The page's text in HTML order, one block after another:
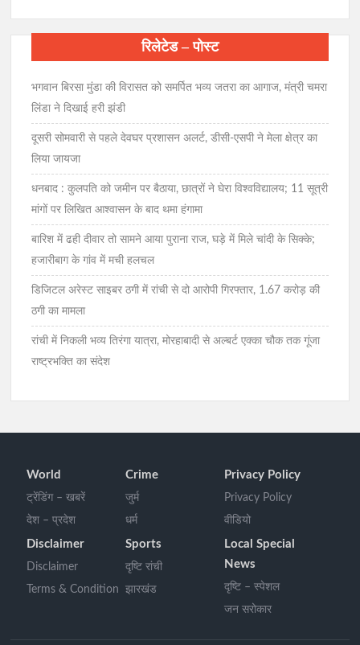
रिलेटेड – पोस्ट
भगवान बिरसा मुंडा की विरासत को समर्पित भव्य जतरा का आगाज, मंत्री चमरा
लिंडा ने दिखाई हरी झंडी
दूसरी सोमवारी से पहले देवघर प्रशासन अलर्ट, डीसी-एसपी ने मेला क्षेत्र का
लिया जायजा
धनबाद : कुलपति को जमीन पर बैठाया, छात्रों ने घेरा विश्वविद्यालय; 11 सूत्री
मांगों पर लिखित आश्वासन के बाद थमा हंगामा
बारिश में ढही दीवार तो सामने आया पुराना राज, घड़े में मिले चांदी के सिक्के;
हजारीबाग के गांव में मची हलचल
डिजिटल अरेस्ट साइबर ठगी में रांची से दो आरोपी गिरफ्तार, 1.67 करोड़ की
ठगी का मामला
रांची में निकली भव्य तिरंगा यात्रा, मोरहाबादी से अल्बर्ट एक्का चौक तक गूंजा
राष्ट्रभक्ति का संदेश
World
ट्रेंडिंग – खबरें
देश – प्रदेश
Crime
जुर्म
धर्म
Privacy Policy
Privacy Policy
वीडियो
Disclaimer
Disclaimer
Terms & Condition
Sports
दृष्टि रांची
झारखंड
Local Special
News
दृष्टि – स्पेशल
जन सरोकार